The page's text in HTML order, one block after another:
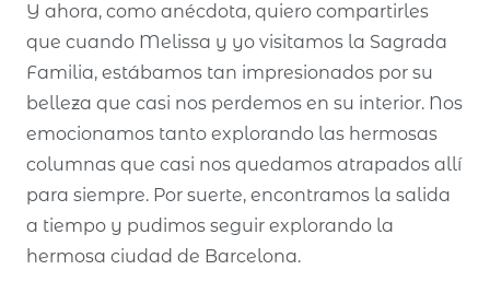
Y ahora, como anécdota, quiero compartirles
que cuando Melissa y yo visitamos la Sagrada
Familia, estábamos tan impresionados por su
belleza que casi nos perdemos en su interior. Nos
emocionamos tanto explorando las hermosas
columnas que casi nos quedamos atrapados allí
para siempre. Por suerte, encontramos la salida
a tiempo y pudimos seguir explorando la
hermosa ciudad de Barcelona.